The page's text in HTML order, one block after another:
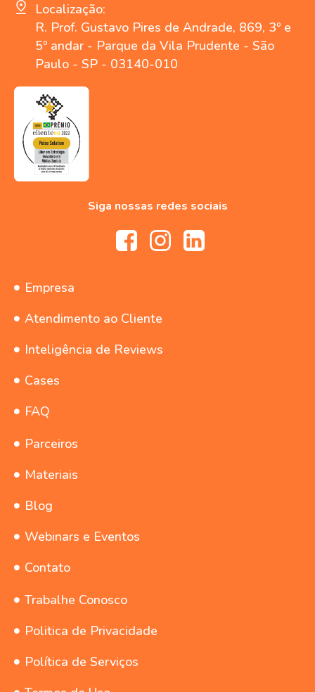
Localização:
R. Prof. Gustavo Pires de Andrade, 869, 3º e
5º andar - Parque da Vila Prudente - São
Paulo - SP - 03140-010
Siga nossas redes sociais
Empresa
Atendimento ao Cliente
Inteligência de Reviews
Cases
FAQ
Parceiros
Materiais
Blog
Webinars e Eventos
Contato
Trabalhe Conosco
Politica de Privacidade
Política de Serviços